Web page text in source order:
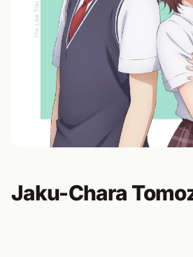
Jaku-Chara